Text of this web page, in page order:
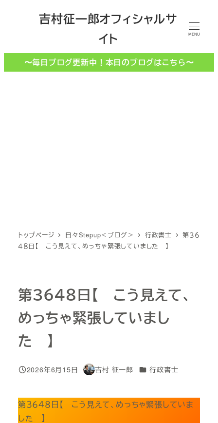
コ
吉村征一郎オフィシャルサ
イト
MENU
〜毎日ブログ更新中！本日のブログはこちら〜
トップページ 日々Stepup＜ブログ＞ 行政書士
第３６
４８日【 こう見えて、めっちゃ緊張していました 】
第３６４８日【 こう見えて、
めっちゃ緊張していまし
た 】
投稿日
2026年6月15日
著
吉村 征一郎 カテゴリー
行政書士
第３６４８日【 こう見えて、めっちゃ緊張していま
した 】